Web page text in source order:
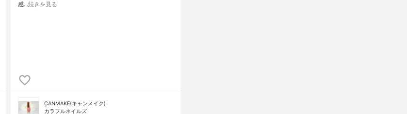
感…続きを見る
CANMAKE(キャンメイク)
カラフルネイルズ